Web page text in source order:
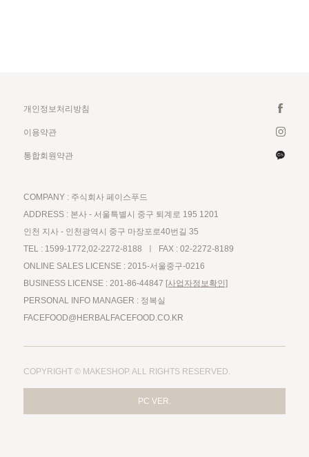
개인정보처리방침
이용약관
통합회원약관
COMPANY : 주식회사 페이스푸드
ADDRESS : 본사 - 서울특별시 중구 퇴계로 195 1201
인천 지사 - 인천광역시 중구 마장포로40번길 35
TEL : 1599-1772,02-2272-8188 ㅣ FAX : 02-2272-8189
ONLINE SALES LICENSE : 2015-서울중구-0216
BUSINESS LICENSE : 201-86-44847 [사업자정보확인]
PERSONAL INFO MANAGER : 정복실
FACEFOOD@HERBALFACEFOOD.CO.KR
COPYRIGHT © MAKESHOP. ALL RIGHTS RESERVED.
PC VER.